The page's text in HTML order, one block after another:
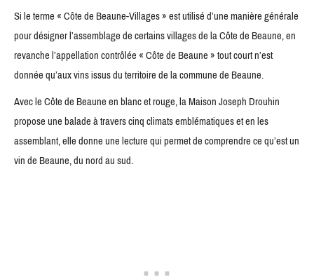
Si le terme « Côte de Beaune-Villages » est utilisé d’une manière générale
pour désigner l’assemblage de certains villages de la Côte de Beaune, en
revanche l’appellation contrôlée « Côte de Beaune » tout court n’est
donnée qu’aux vins issus du territoire de la commune de Beaune.
Avec le Côte de Beaune en blanc et rouge, la Maison Joseph Drouhin
propose une balade à travers cinq climats emblématiques et en les
assemblant, elle donne une lecture qui permet de comprendre ce qu’est un
vin de Beaune, du nord au sud.